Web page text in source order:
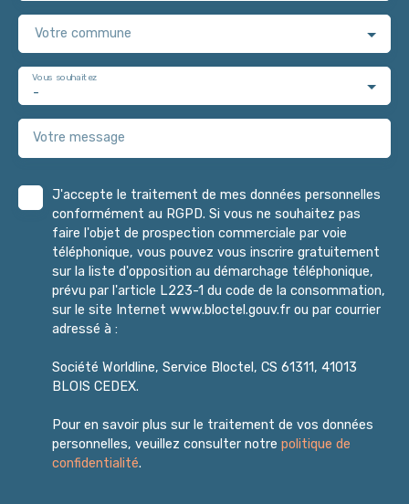
Votre commune
-
Vous souhaitez
Votre message
J'accepte le traitement de mes données personnelles
conformément au RGPD. Si vous ne souhaitez pas
faire l'objet de prospection commerciale par voie
téléphonique, vous pouvez vous inscrire gratuitement
sur la liste d'opposition au démarchage téléphonique,
prévu par l'article L223-1 du code de la consommation,
sur le site Internet www.bloctel.gouv.fr ou par courrier
adressé à :
Société Worldline, Service Bloctel, CS 61311, 41013
BLOIS CEDEX.
Pour en savoir plus sur le traitement de vos données
personnelles, veuillez consulter notre politique de
confidentialité.